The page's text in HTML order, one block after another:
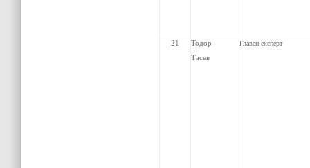
21
Тодор
Тасев
Главен експерт